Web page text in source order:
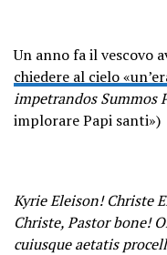
Un anno fa il vescovo
chiedere al cielo
impetrandos Summos
implorare Papi santi»)
Kyrie Eleison! Christe
Christe, Pastor bone!
cuiusque aetatis